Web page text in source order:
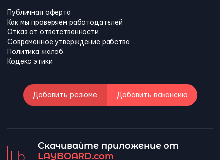
Публичная оферта
Как мы проверяем работодателей
Отказ от ответственности
Современное утверждение рабства
Политика жалоб
Кодекс этики
Добавить резюме Добавить вакансию
Скачивайте приложение от
LAYBOARD.com